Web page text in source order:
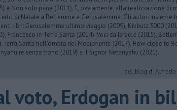
e Non solo pane (2011). E, ovviamente, alla realizzazione di
di Natale a Betlemme e Gerusalemme. Gli autori insieme
libri: Gerusalemme ultimo viaggio (2009), Kibbutz 3000
Francesco in Terra Santa (2014). Voci da Israele (2015),
Terra Santa nell'ombra del Medioriente (2017), How close to
re senza trono (2019) e Il Signor Netanyahu (2021).
del blog di
voto, Erdogan in